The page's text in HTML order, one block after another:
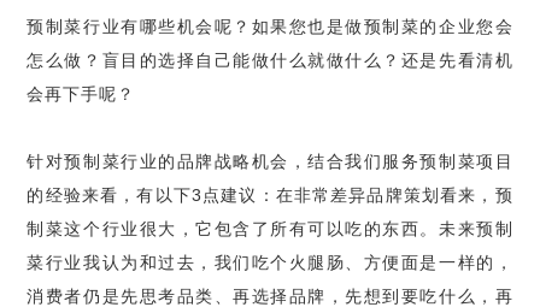
预制菜行业有哪些机会呢？如果您也是做预制菜的企业您会
怎么做？盲目的选择自己能做什么就做什么？还是先看清机
会再下手呢？
针对预制菜行业的品牌战略机会，结合我们服务预制菜项目
的经验来看，有以下3点建议：在非常差异品牌策划看来，预
制菜这个行业很大，它包含了所有可以吃的东西。未来预制
菜行业我认为和过去，我们吃个火腿肠、方便面是一样的，
消费者仍是先思考品类、再选择品牌，先想到要吃什么，再